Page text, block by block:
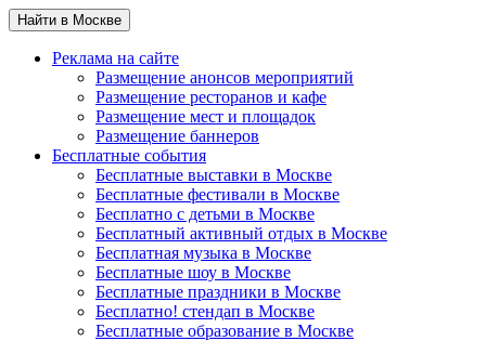
Найти в Москве
Реклама на сайте
Размещение анонсов мероприятий
Размещение ресторанов и кафе
Размещение мест и площадок
Размещение баннеров
Бесплатные события
Бесплатные выставки в Москве
Бесплатные фестивали в Москве
Бесплатно с детьми в Москве
Бесплатный активный отдых в Москве
Бесплатная музыка в Москве
Бесплатные шоу в Москве
Бесплатные праздники в Москве
Бесплатно! стендап в Москве
Бесплатные образование в Москве